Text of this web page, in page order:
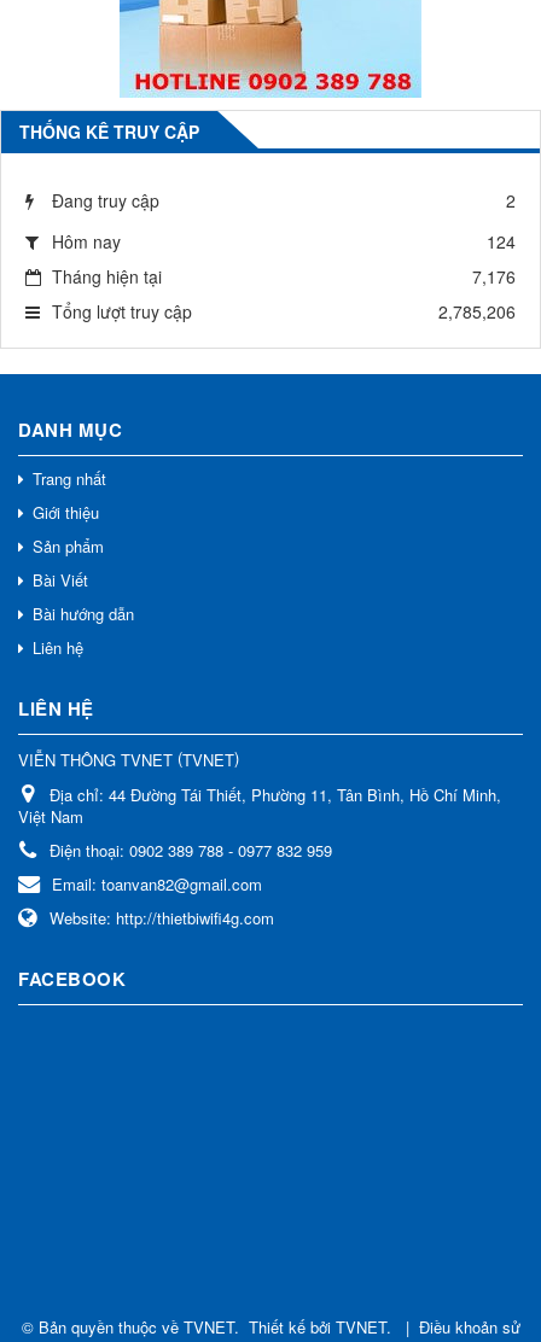
THỐNG KÊ TRUY CẬP
Đang truy cập
2
Hôm nay
124
Tháng hiện tại
7,176
Tổng lượt truy cập
2,785,206
DANH MỤC
Trang nhất
Giới thiệu
Sản phẩm
Bài Viết
Bài hướng dẫn
Liên hệ
LIÊN HỆ
VIỄN THÔNG TVNET (TVNET)
Địa chỉ: 44 Đường Tái Thiết, Phường 11, Tân Bình, Hồ Chí Minh,
Việt Nam
Điện thoại: 0902 389 788 - 0977 832 959
Email: toanvan82@gmail.com
Website: http://thietbiwifi4g.com
FACEBOOK
© Bản quyền thuộc về TVNET. Thiết kế bởi TVNET. | Điều khoản sử